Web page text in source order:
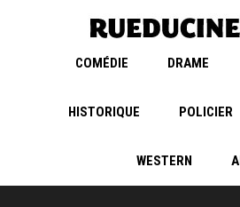
COMÉDIE DRAME
HISTORIQUE POLICIER
WESTERN